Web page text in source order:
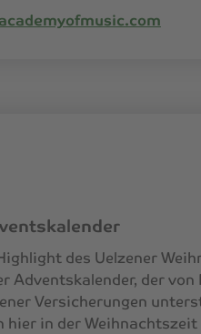
des Uelzener
Adventskalender, der von
Versicherungen
hier in der